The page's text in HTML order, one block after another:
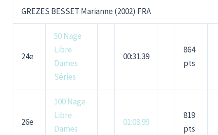
GREZES BESSET Marianne (2002) FRA
24e
50 Nage
Libre
Dames
Séries
00:31.39
864
pts
26e
100 Nage
Libre
Dames
01:08.99
819
pts